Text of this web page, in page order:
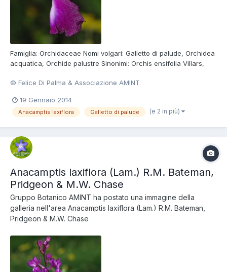
Famiglia: Orchidaceae Nomi volgari: Galletto di palude, Orchidea
acquatica, Orchide palustre Sinonimi: Orchis ensifolia Villars,
Orchis palustris subsp. laxiflora Friedrichsthal Foto di Felice Di
© Felice Di Palma & Associazione AMINT
19 Gennaio 2014
Anacamptis laxiflora Galletto di palude (e 2 in più)
Anacamptis laxiflora (Lam.) R.M. Bateman,
Pridgeon & M.W. Chase
Gruppo Botanico AMINT ha postato una immagine della
galleria nell'area Anacamptis laxiflora (Lam.) R.M. Bateman,
Pridgeon & M.W. Chase